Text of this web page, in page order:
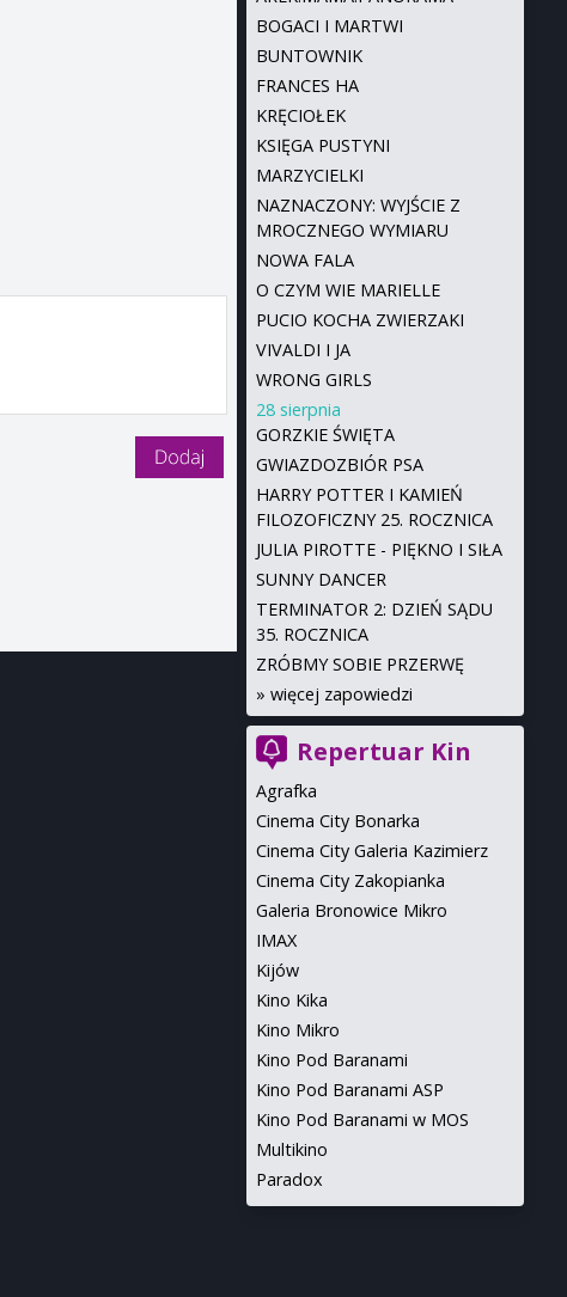
BOGACI I MARTWI
BUNTOWNIK
FRANCES HA
KRĘCIOŁEK
KSIĘGA PUSTYNI
MARZYCIELKI
NAZNACZONY: WYJŚCIE Z
MROCZNEGO WYMIARU
NOWA FALA
O CZYM WIE MARIELLE
PUCIO KOCHA ZWIERZAKI
VIVALDI I JA
WRONG GIRLS
28 sierpnia
GORZKIE ŚWIĘTA
GWIAZDOZBIÓR PSA
HARRY POTTER I KAMIEŃ
FILOZOFICZNY 25. ROCZNICA
JULIA PIROTTE - PIĘKNO I SIŁA
SUNNY DANCER
TERMINATOR 2: DZIEŃ SĄDU
35. ROCZNICA
ZRÓBMY SOBIE PRZERWĘ
» więcej zapowiedzi
Repertuar Kin
Agrafka
Cinema City Bonarka
Cinema City Galeria Kazimierz
Cinema City Zakopianka
Galeria Bronowice Mikro
IMAX
Kijów
Kino Kika
Kino Mikro
Kino Pod Baranami
Kino Pod Baranami ASP
Kino Pod Baranami w MOS
Multikino
Paradox